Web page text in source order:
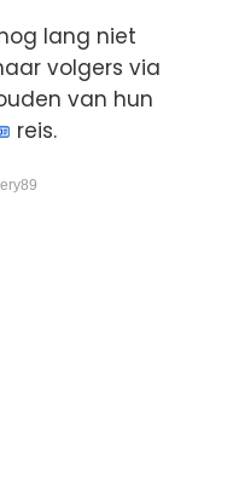
lang niet
volgers via
van hun
reis.